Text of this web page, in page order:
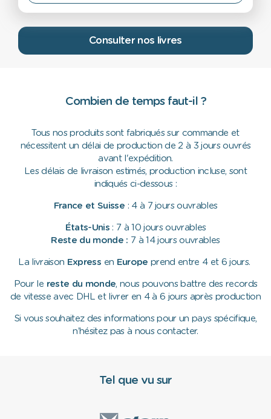
Consulter nos livres
Combien de temps faut-il ?
Tous nos produits sont fabriqués sur commande et
nécessitent un délai de production de 2 à 3 jours ouvrés
avant l'expédition.
Les délais de livraison estimés, production incluse, sont
indiqués ci-dessous :
France et Suisse : 4 à 7 jours ouvrables
États-Unis : 7 à 10 jours ouvrables
Reste du monde : 7 à 14 jours ouvrables
La livraison Express en Europe prend entre 4 et 6 jours.
Pour le reste du monde, nous pouvons battre des records
de vitesse avec DHL et livrer en 4 à 6 jours après production
Si vous souhaitez des informations pour un pays spécifique,
n’hésitez pas à nous contacter.
Tel que vu sur